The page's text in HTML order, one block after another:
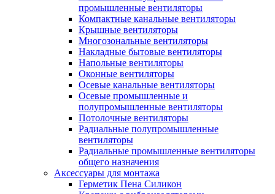
промышленные вентиляторы
Компактные канальные вентиляторы
Крышные вентиляторы
Многозональные вентиляторы
Накладные бытовые вентиляторы
Напольные вентиляторы
Оконные вентиляторы
Осевые канальные вентиляторы
Осевые промышленные и
полупромышленные вентиляторы
Потолочные вентиляторы
Радиальные полупромышленные
вентиляторы
Радиальные промышленные вентиляторы
общего назначения
Аксессуары для монтажа
Герметик Пена Силикон